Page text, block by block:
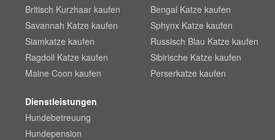
Britisch Kurzhaar kaufen
Savannah Katze kaufen
Siamkatze kaufen
Ragdoll Katze kaufen
Maine Coon kaufen
Bengal Katze kaufen
Sphynx Katze kaufen
Russisch Blau Katze kaufen
Sibirische Katze kaufen
Perserkatze kaufen
Dienstleistungen
Hundebetreuung
Hundepension